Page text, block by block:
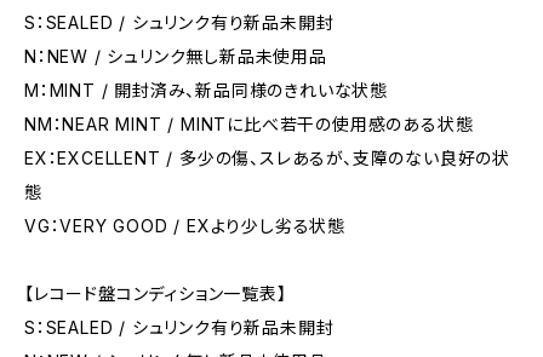
S：SEALED / シュリンク有り新品未開封
N：NEW / シュリンク無し新品未使用品
M：MINT / 開封済み、新品同様のきれいな状態
NM：NEAR MINT / MINTに比べ若干の使用感のある状態
EX：EXCELLENT / 多少の傷、スレあるが、支障のない良好の状
態
VG：VERY GOOD / EXより少し劣る状態
【レコード盤コンディション一覧表】
S：SEALED / シュリンク有り新品未開封